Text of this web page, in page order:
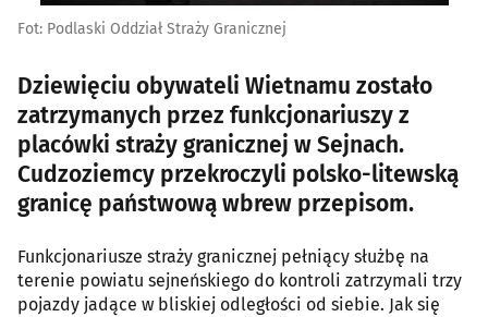
Fot: Podlaski Oddział Straży Granicznej
Dziewięciu obywateli Wietnamu zostało
zatrzymanych przez funkcjonariuszy z
placówki straży granicznej w Sejnach.
Cudzoziemcy przekroczyli polsko-litewską
granicę państwową wbrew przepisom.
Funkcjonariusze straży granicznej pełniący służbę na
terenie powiatu sejneńskiego do kontroli zatrzymali trzy
pojazdy jadące w bliskiej odległości od siebie. Jak się